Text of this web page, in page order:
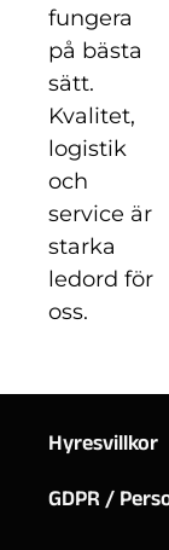
fungera
på bästa
sätt.
Kvalitet,
logistik
och
service är
starka
ledord för
oss.
Hyresvillkor
GDPR /